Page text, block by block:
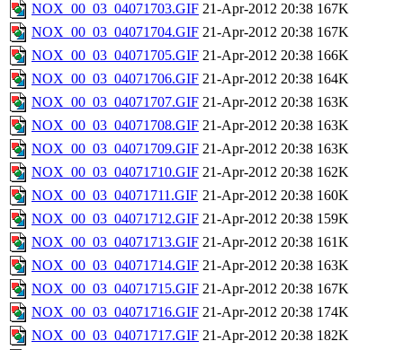
NOX_00_03_04071703.GIF 21-Apr-2012 20:38 167K
NOX_00_03_04071704.GIF 21-Apr-2012 20:38 167K
NOX_00_03_04071705.GIF 21-Apr-2012 20:38 166K
NOX_00_03_04071706.GIF 21-Apr-2012 20:38 164K
NOX_00_03_04071707.GIF 21-Apr-2012 20:38 163K
NOX_00_03_04071708.GIF 21-Apr-2012 20:38 163K
NOX_00_03_04071709.GIF 21-Apr-2012 20:38 163K
NOX_00_03_04071710.GIF 21-Apr-2012 20:38 162K
NOX_00_03_04071711.GIF 21-Apr-2012 20:38 160K
NOX_00_03_04071712.GIF 21-Apr-2012 20:38 159K
NOX_00_03_04071713.GIF 21-Apr-2012 20:38 161K
NOX_00_03_04071714.GIF 21-Apr-2012 20:38 163K
NOX_00_03_04071715.GIF 21-Apr-2012 20:38 167K
NOX_00_03_04071716.GIF 21-Apr-2012 20:38 174K
NOX_00_03_04071717.GIF 21-Apr-2012 20:38 182K